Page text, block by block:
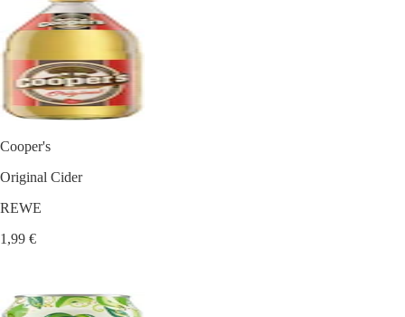
Cooper's
Original Cider
REWE
1,99 €